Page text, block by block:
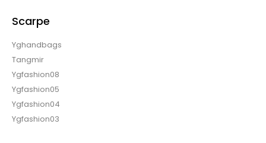
Scarpe
Yghandbags
Tangmir
Ygfashion08
Ygfashion05
Ygfashion04
Ygfashion03